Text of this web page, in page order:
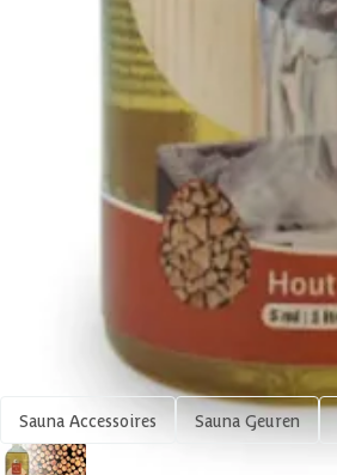
Azalp artikelcode
Overige specificaties
Shop meer
Sauna Accessoires Sauna Geuren